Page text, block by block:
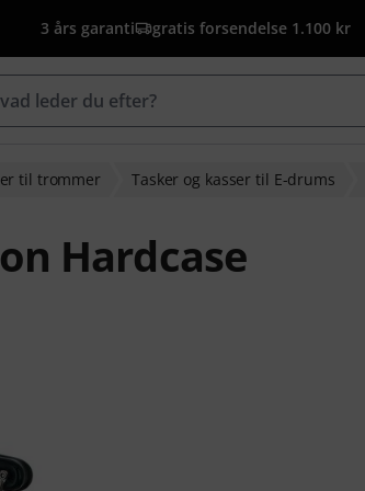
3 års garanti gratis forsendelse 1.100 kr
til trommer Tasker og kasser til E-drums
Hardcase